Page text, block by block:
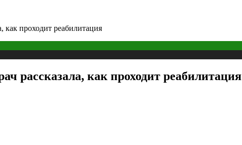
как проходит реабилитация
рассказала, как проходит реабилитация